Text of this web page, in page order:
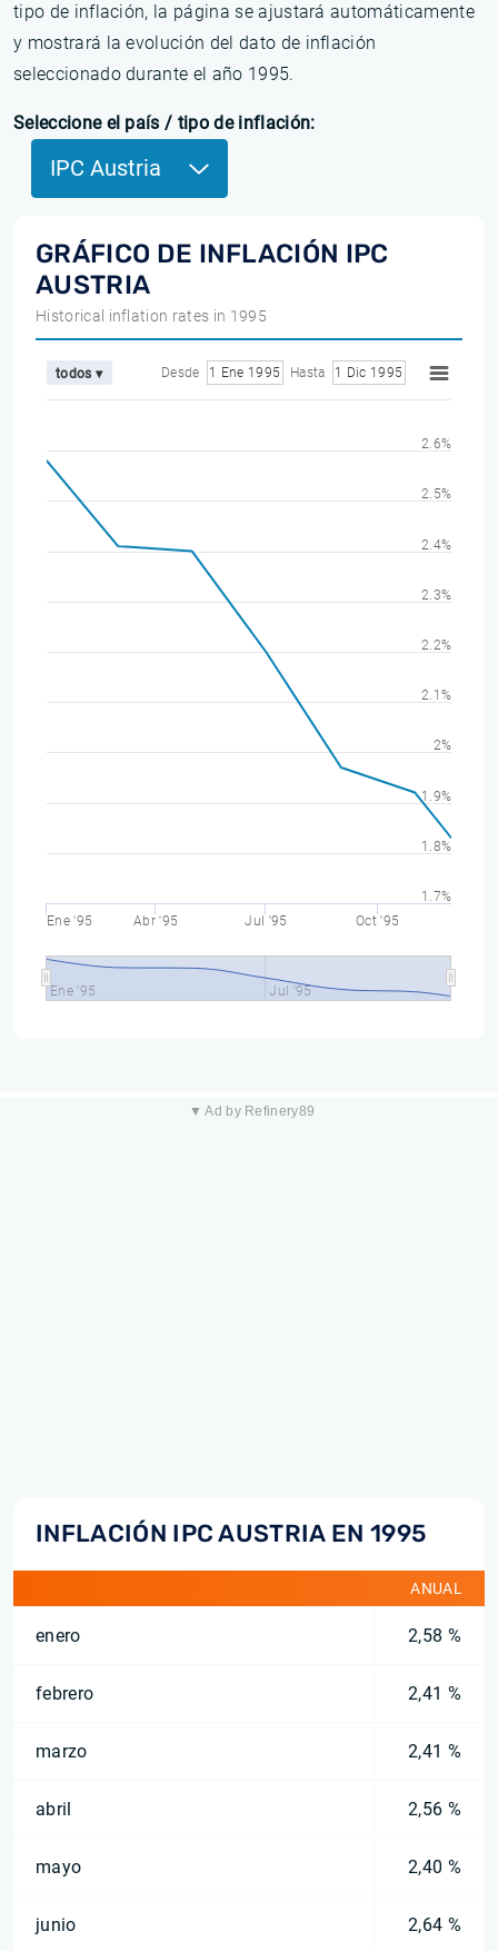
tipo de inflación, la página se ajustará automáticamente
y mostrará la evolución del dato de inflación
seleccionado durante el año 1995.
Seleccione el país / tipo de inflación:
IPC Austria
GRÁFICO DE INFLACIÓN IPC
AUSTRIA
Historical inflation rates in 1995
todos ▾ Desde 1 Ene 1995 Hasta 1 Dic 1995
Ene '95 Abr '95 Jul '95 Oct '95
Ene '95 Jul '95
1.7%
1.8%
1.9%
2%
2.1%
2.2%
2.3%
2.4%
2.5%
2.6%
▼ Ad by Refinery89
INFLACIÓN IPC AUSTRIA EN 1995
ANUAL
enero 2,58 %
febrero 2,41 %
marzo 2,41 %
abril 2,56 %
mayo 2,40 %
junio 2,64 %